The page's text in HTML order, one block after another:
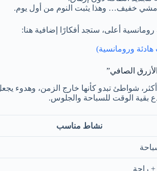
خفيف… وهذا يثبت النوم من أول يوم.
أعلى، ستجد أفكارًا إضافية هنا:
ورومانسية)
الصافي”
شواطئ تبدو كأنها خارج الزمن، وهدوء
بقية الوقت للسباحة والجلوس.
نشاط مناسب
راحة